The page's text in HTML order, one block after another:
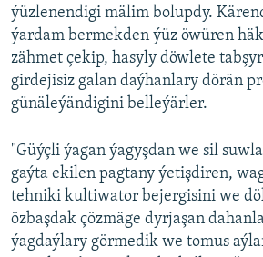
ýüzlenendigi mälim bolupdy.
ýardam bermekden ýüz öwüren
zähmet çekip, hasyly döwlete
girdejisiz galan daýhanlary dörän
günäleýändigini belleýärler.
"Güýçli ýagan ýagyşdan we sil
gaýta ekilen pagtany ýetişdiren,
tehniki kultiwator bejergisini we
özbaşdak çözmäge dyrjaşan
ýagdaýlary görmedik we tomus